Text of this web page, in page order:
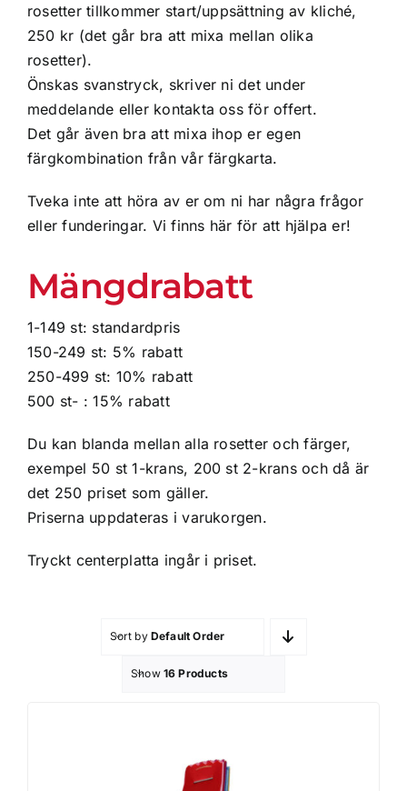
Övrigt
Kontakta oss
rosetter tillkommer start/uppsättning av kliché,
250 kr (det går bra att mixa mellan olika
rosetter).
Önskas svanstryck, skriver ni det under
meddelande eller kontakta oss för offert.
Det går även bra att mixa ihop er egen
färgkombination från vår färgkarta.
Tveka inte att höra av er om ni har några frågor
eller funderingar. Vi finns här för att hjälpa er!
Mängdrabatt
1-149 st: standardpris
150-249 st: 5% rabatt
250-499 st: 10% rabatt
500 st- : 15% rabatt
Du kan blanda mellan alla rosetter och färger,
exempel 50 st 1-krans, 200 st 2-krans och då är
det 250 priset som gäller.
Priserna uppdateras i varukorgen.
Tryckt centerplatta ingår i priset.
Sort by Default Order
Show 16 Products